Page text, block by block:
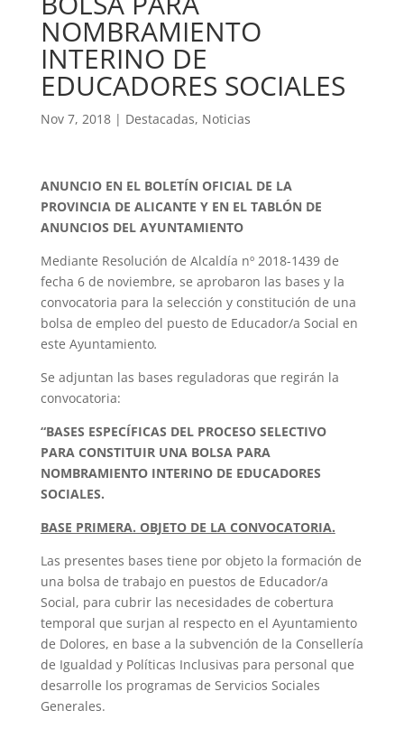
NOMBRAMIENTO
INTERINO DE
EDUCADORES SOCIALES
Nov 7, 2018| Destacadas, Noticias
ANUNCIO EN EL BOLETÍN OFICIAL DE LA
PROVINCIA DE ALICANTE Y EN EL TABLÓN DE
ANUNCIOS DEL AYUNTAMIENTO
Mediante Resolución de Alcaldía nº 2018-1439 de
fecha 6 de noviembre, se aprobaron las bases y la
convocatoria para la selección y constitución de una
bolsa de empleo del puesto de Educador/a Social en
este Ayuntamiento.
Se adjuntan las bases reguladoras que regirán la
convocatoria:
“BASES ESPECÍFICAS DEL PROCESO SELECTIVO
PARA CONSTITUIR UNA BOLSA PARA
NOMBRAMIENTO INTERINO DE EDUCADORES
SOCIALES.
BASE PRIMERA. OBJETO DE LA CONVOCATORIA.
Las presentes bases tiene por objeto la formación de
una bolsa de trabajo en puestos de Educador/a
Social, para cubrir las necesidades de cobertura
temporal que surjan al respecto en el Ayuntamiento
de Dolores, en base a la subvención de la Consellería
de Igualdad y Políticas Inclusivas para personal que
desarrolle los programas de Servicios Sociales
Generales.